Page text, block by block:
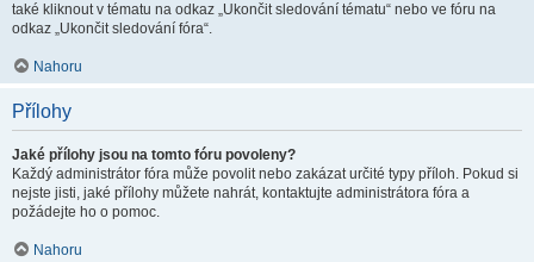
také kliknout v tématu na odkaz „Ukončit sledování tématu“ nebo ve fóru na
odkaz „Ukončit sledování fóra“.
Nahoru
Přílohy
Jaké přílohy jsou na tomto fóru povoleny?
Každý administrátor fóra může povolit nebo zakázat určité typy příloh. Pokud si
nejste jisti, jaké přílohy můžete nahrát, kontaktujte administrátora fóra a
požádejte ho o pomoc.
Nahoru